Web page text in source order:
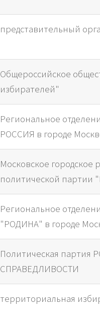
представительный
Общероссийское
избирателей"
Региональное
РОССИЯ в городе
Московское городское
политической
Региональное
"РОДИНА" в городе
Политическая
СПРАВЕДЛИВОСТИ
территориальная